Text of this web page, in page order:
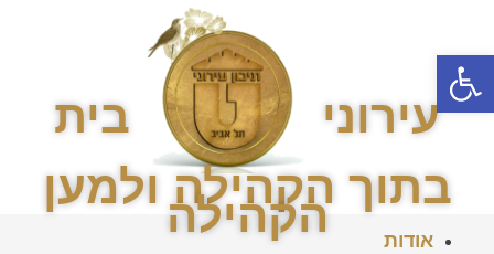
פתח סרגל נגישות
עירוני
בית
בתוך הקהילה ולמען
הקהילה אודות